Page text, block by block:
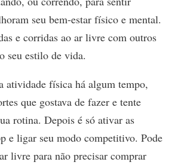
seu bem-estar físico e mental.
e corridas ao ar livre com outros
seu estilo de vida.
atividade física há algum tempo,
que gostava de fazer e tente
rotina. Depois é só ativar as
e ligar seu modo competitivo. Pode
livre para não precisar comprar